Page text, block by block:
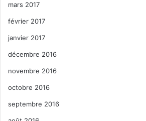
mars 2017
février 2017
janvier 2017
décembre 2016
novembre 2016
octobre 2016
septembre 2016